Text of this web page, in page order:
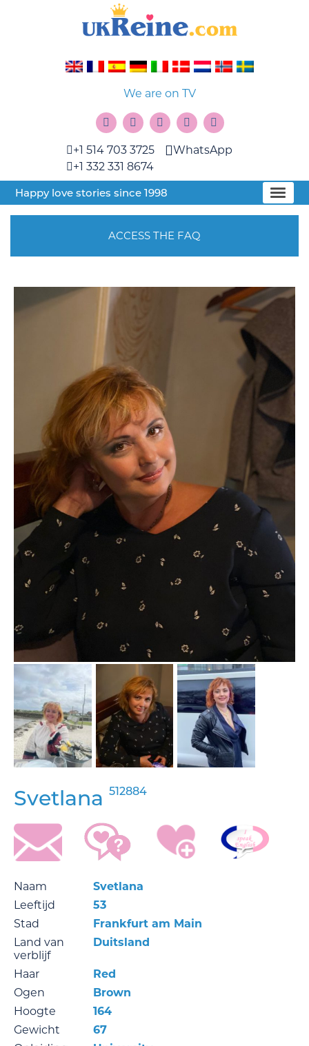
We are on TV
+1 514 703 3725
+1 332 331 8674
WhatsApp
Happy love stories since 1998
ACCESS THE FAQ
Svetlana 512884
Naam
Svetlana
Leeftijd
53
Stad
Frankfurt am Main
Land van
verblijf
Duitsland
Haar
Red
Ogen
Brown
Hoogte
164
Gewicht
67